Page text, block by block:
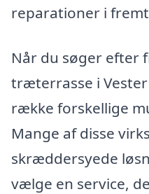
reparationer i
Når du søger efter
træterrasse i
række forskellige
Mange af disse
skræddersyede
vælge en service,